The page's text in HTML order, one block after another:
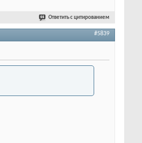
Ответить с цитированием
#5839